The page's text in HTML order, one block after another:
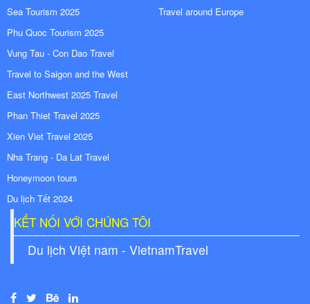
Sea Tourism 2025
Phu Quoc Tourism 2025
Vung Tau - Con Dao Travel
Travel to Saigon and the West
East Northwest 2025 Travel
Phan Thiet Travel 2025
Xien Viet Travel 2025
Nha Trang - Da Lat Travel
Honeymoon tours
Du lịch Tết 2024
Travel around Europe
KẾT NỐI VỚI CHÚNG TÔI
Du lịch Việt nam - VietnamTravel